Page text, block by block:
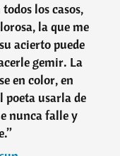
los casos,
la que me
acierto puede
gemir. La
en color, en
poeta usarla de
nunca falle y
”